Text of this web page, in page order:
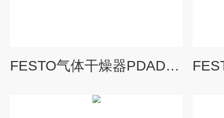
FESTO气体干燥器PDAD-09-G3/8使用特点